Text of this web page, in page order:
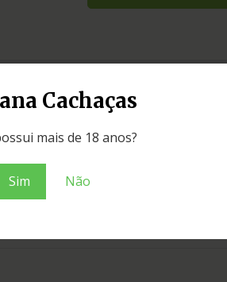
Cachaças
mais de 18 anos?
Sim Não